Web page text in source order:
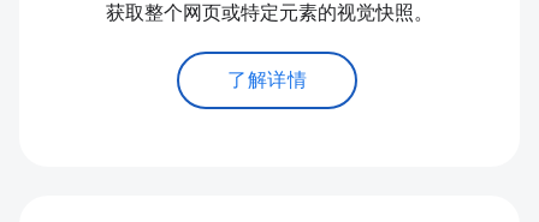
获取整个网页或特定元素的视觉快照。
了解详情